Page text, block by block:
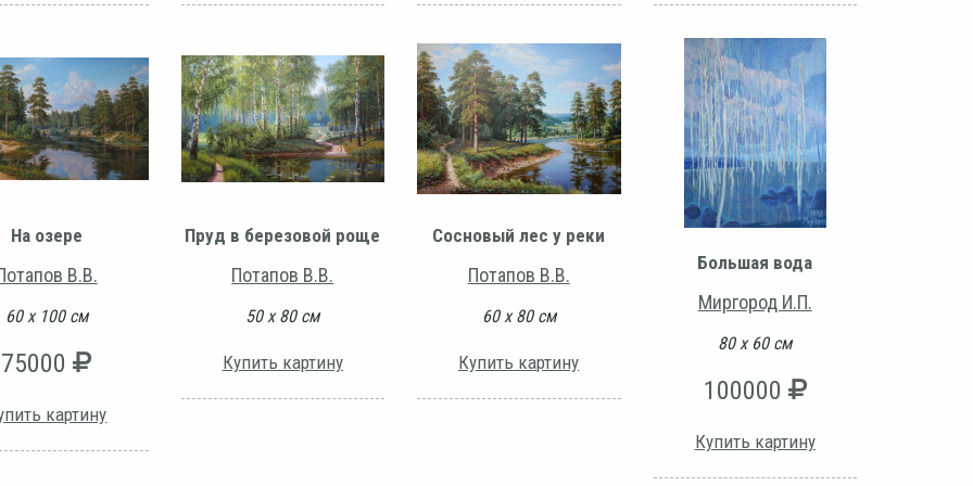
На озере
В.В.
60 х 100 см
75000
картину
Пруд в березовой роще
Потапов В.В.
50 х 80 см
Купить картину
Сосновый лес у реки
Потапов В.В.
60 х 80 см
Купить картину
Большая вода
Миргород И.П.
80 х 60 см
100000
Купить картину